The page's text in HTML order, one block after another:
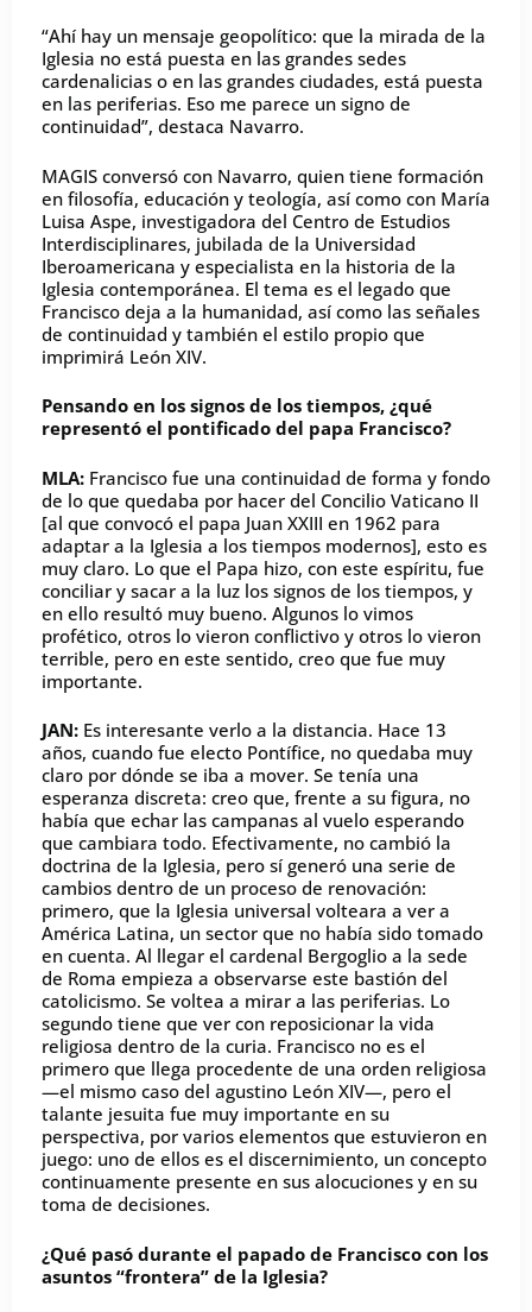
“Ahí hay un mensaje geopolítico: que la mirada de la
Iglesia no está puesta en las grandes sedes
cardenalicias o en las grandes ciudades, está puesta
en las periferias. Eso me parece un signo de
continuidad”, destaca Navarro.
MAGIS conversó con Navarro, quien tiene formación
en filosofía, educación y teología, así como con María
Luisa Aspe, investigadora del Centro de Estudios
Interdisciplinares, jubilada de la Universidad
Iberoamericana y especialista en la historia de la
Iglesia contemporánea. El tema es el legado que
Francisco deja a la humanidad, así como las señales
de continuidad y también el estilo propio que
imprimirá León XIV.
Pensando en los signos de los tiempos, ¿qué
representó el pontificado del papa Francisco?
MLA: Francisco fue una continuidad de forma y fondo
de lo que quedaba por hacer del Concilio Vaticano II
[al que convocó el papa Juan XXIII en 1962 para
adaptar a la Iglesia a los tiempos modernos], esto es
muy claro. Lo que el Papa hizo, con este espíritu, fue
conciliar y sacar a la luz los signos de los tiempos, y
en ello resultó muy bueno. Algunos lo vimos
profético, otros lo vieron conflictivo y otros lo vieron
terrible, pero en este sentido, creo que fue muy
importante.
JAN: Es interesante verlo a la distancia. Hace 13
años, cuando fue electo Pontífice, no quedaba muy
claro por dónde se iba a mover. Se tenía una
esperanza discreta: creo que, frente a su figura, no
había que echar las campanas al vuelo esperando
que cambiara todo. Efectivamente, no cambió la
doctrina de la Iglesia, pero sí generó una serie de
cambios dentro de un proceso de renovación:
primero, que la Iglesia universal volteara a ver a
América Latina, un sector que no había sido tomado
en cuenta. Al llegar el cardenal Bergoglio a la sede
de Roma empieza a observarse este bastión del
catolicismo. Se voltea a mirar a las periferias. Lo
segundo tiene que ver con reposicionar la vida
religiosa dentro de la curia. Francisco no es el
primero que llega procedente de una orden religiosa
—el mismo caso del agustino León XIV—, pero el
talante jesuita fue muy importante en su
perspectiva, por varios elementos que estuvieron en
juego: uno de ellos es el discernimiento, un concepto
continuamente presente en sus alocuciones y en su
toma de decisiones.
¿Qué pasó durante el papado de Francisco con los
asuntos “frontera” de la Iglesia?